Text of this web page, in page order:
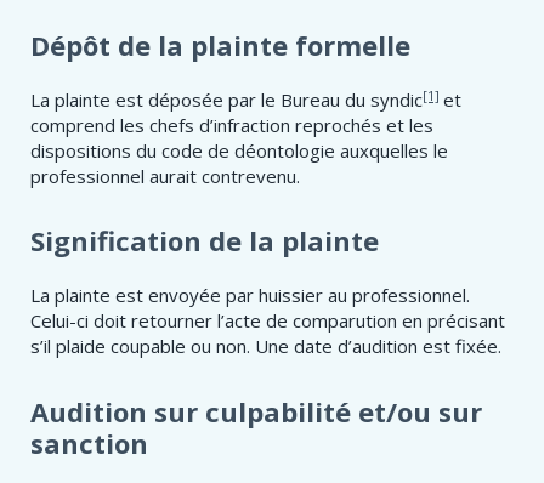
Dépôt de la plainte formelle
La plainte est déposée par le Bureau du syndic[1] et
comprend les chefs d’infraction reprochés et les
dispositions du code de déontologie auxquelles le
professionnel aurait contrevenu.
Signification de la plainte
La plainte est envoyée par huissier au professionnel.
Celui-ci doit retourner l’acte de comparution en précisant
s’il plaide coupable ou non. Une date d’audition est fixée.
Audition sur culpabilité et/ou sur
sanction